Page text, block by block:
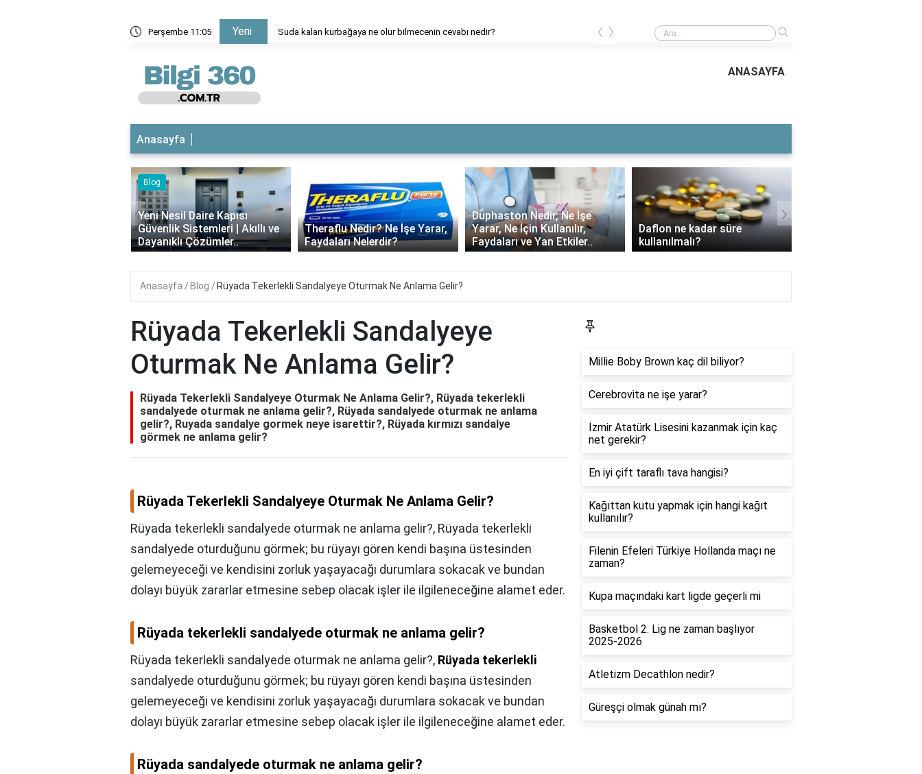
Perşembe 11:05 Yeni Suda kalan kurbağaya ne olur bilmecenin cevabı nedir? Suda kalan kurbağaya ne olur bilmecenin cevabı nedir?
‹ ›
ANASAYFA
Anasayfa
Theraflu Nedir? Ne İşe Yarar,
Faydaları Nelerdir?
Duphaston Nedir, Ne İşe
Yarar, Ne İçin Kullanılır,
Faydaları ve Yan Etkiler..
Daflon ne kadar süre
kullanılmalı?
3 Aylık Bebek Günde Kaç CC
Mama Yer?
‹ ›
Anasayfa Blog Rüyada Tekerlekli Sandalyeye Oturmak Ne Anlama Gelir?
Rüyada Tekerlekli Sandalyeye
Oturmak Ne Anlama Gelir?
Rüyada Tekerlekli Sandalyeye Oturmak Ne Anlama Gelir?, Rüyada tekerlekli
sandalyede oturmak ne anlama gelir?, Rüyada sandalyede oturmak ne anlama
gelir?, Ruyada sandalye gormek neye isarettir?, Rüyada kırmızı sandalye
görmek ne anlama gelir?
Rüyada Tekerlekli Sandalyeye Oturmak Ne Anlama Gelir?
Rüyada tekerlekli sandalyede oturmak ne anlama gelir?, Rüyada tekerlekli
sandalyede oturduğunu görmek; bu rüyayı gören kendi başına üstesinden
gelemeyeceği ve kendisini zorluk yaşayacağı durumlara sokacak ve bundan
dolayı büyük zararlar etmesine sebep olacak işler ile ilgileneceğine alamet eder.
Rüyada tekerlekli sandalyede oturmak ne anlama gelir?
Rüyada tekerlekli sandalyede oturmak ne anlama gelir?, Rüyada tekerlekli
sandalyede oturduğunu görmek; bu rüyayı gören kendi başına üstesinden
gelemeyeceği ve kendisini zorluk yaşayacağı durumlara sokacak ve bundan
dolayı büyük zararlar etmesine sebep olacak işler ile ilgileneceğine alamet eder.
Rüyada sandalyede oturmak ne anlama gelir?
Millie Boby Brown kaç dil biliyor?
Cerebrovita ne işe yarar?
İzmir Atatürk Lisesini kazanmak için kaç
net gerekir?
En iyi çift taraflı tava hangisi?
Kağıttan kutu yapmak için hangi kağıt
kullanılır?
Filenin Efeleri Türkiye Hollanda maçı ne
zaman?
Kupa maçındaki kart ligde geçerli mi
Basketbol 2. Lig ne zaman başlıyor
2025-2026
Atletizm Decathlon nedir?
Güreşçi olmak günah mı?